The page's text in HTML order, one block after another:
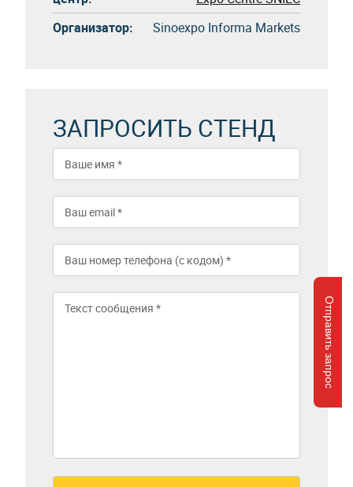
Отправить запрос
Организатор:
Sinoexpo Informa Markets
ЗАПРОСИТЬ СТЕНД